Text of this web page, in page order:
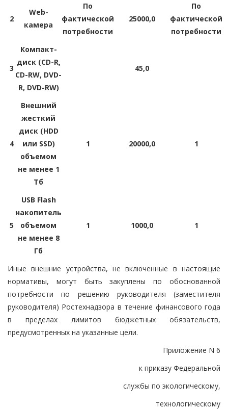
2
Web-
камера
По
фактической
потребности
25000,0
По
фактической
потребности
3
Компакт-
диск (CD-R,
CD-RW, DVD-
R, DVD-RW)
45,0
4
Внешний
жесткий
диск (HDD
или SSD)
объемом
не менее 1
Тб
1 20000,0 1
5
USB Flash
накопитель
объемом
не менее 8
Гб
1 1000,0 1
Иные внешние устройства, не включенные в настоящие
нормативы, могут быть закуплены по обоснованной
потребности по решению руководителя (заместителя
руководителя) Ростехнадзора в течение финансового года
в пределах лимитов бюджетных обязательств,
предусмотренных на указанные цели.
Приложение N 6
к приказу Федеральной
службы по экологическому,
технологическому